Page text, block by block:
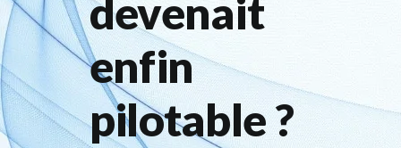
devenait
enfin
pilotable ?